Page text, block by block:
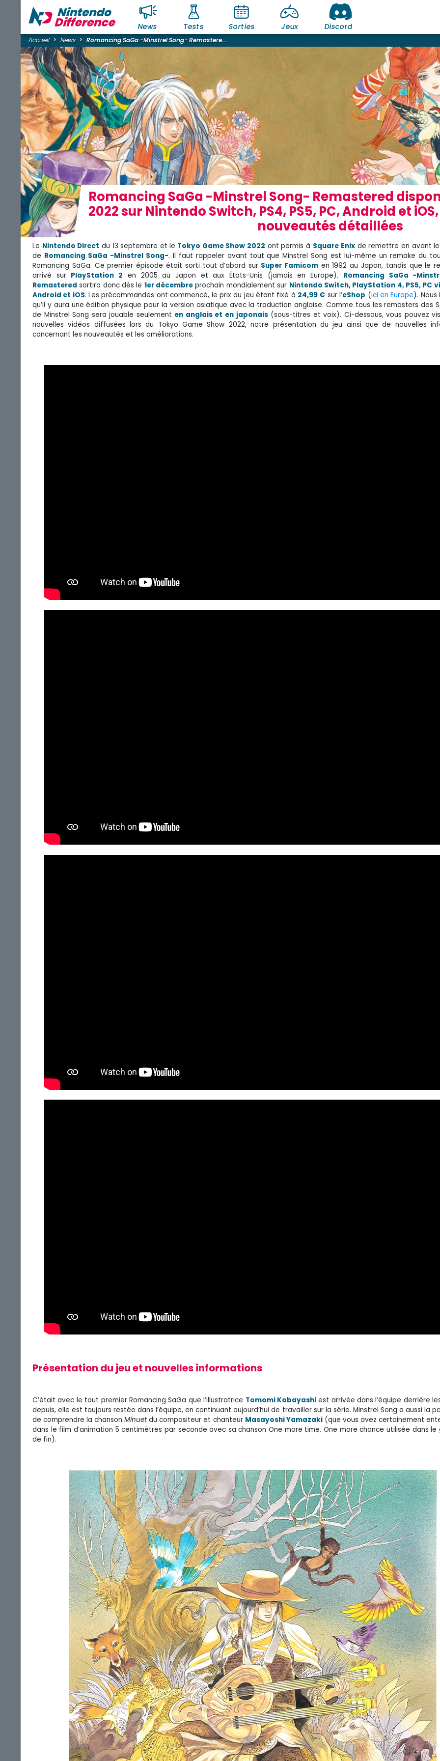
News Tests Sorties Jeux Discord
Accueil News Romancing SaGa -Minstrel Song- Remastere...
Romancing SaGa -Minstrel Song- Remastered
2022 sur Nintendo Switch, PS4, PS5, PC, Android et
nouveautés détaillées
Le Nintendo Direct du 13 septembre et le Tokyo Game Show 2022 ont permis à Square Enix de remettre en avant
de Romancing SaGa -Minstrel Song-. Il faut rappeler avant tout que Minstrel Song est lui-même un remake du
Romancing SaGa. Ce premier épisode était sorti tout d’abord sur Super Famicomen 1992 au Japon, tandis que le
arrivé sur PlayStation 2 en 2005 au Japon et aux États-Unis (jamais en Europe). Romancing SaGa -
Remastered sortira donc dès le 1er décembre prochain mondialement sur Nintendo Switch, PlayStation 4, PS5, PC
Android et iOS. Les précommandes ont commencé, le prix du jeu étant fixé à 24,99 € sur l’eShop (ici en Europe). Nous
qu’il y aura une édition physique pour la version asiatique avec la traduction anglaise. Comme tous les remasters des
de Minstrel Song sera jouable seulement en anglais et en japonais(sous-titres et voix). Ci-dessous, vous pouvez
nouvelles vidéos diffusées lors du Tokyo Game Show 2022, notre présentation du jeu ainsi que de nouvelles
concernant les nouveautés et les améliorations.
Présentation du jeu et nouvelles informations
C’était avec le tout premier Romancing SaGa que l’illustratrice Tomomi Kobayashiest arrivée dans l’équipe derrière
depuis, elle est toujours restée dans l’équipe, en continuant aujourd’hui de travailler sur la série. Minstrel Song a aussi la
de comprendre la chansonMinuet du compositeur et chanteur Masayoshi Yamazaki(que vous avez certainement
dans le film d’animation 5 centimètres par seconde avec sa chanson One more time, One more chance utilisée dans le
de fin).